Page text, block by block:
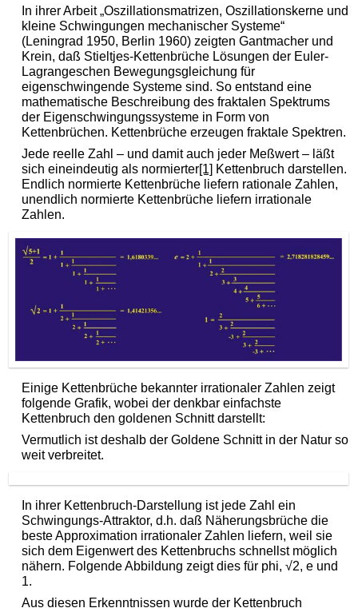
In ihrer Arbeit „Oszillationsmatrizen, Oszillationskerne und
kleine Schwingungen mechanischer Systeme“
(Leningrad 1950, Berlin 1960) zeigten Gantmacher und
Krein, daß Stieltjes-Kettenbrüche Lösungen der Euler-
Lagrangeschen Bewegungsgleichung für
eigenschwingende Systeme sind. So entstand eine
mathematische Beschreibung des fraktalen Spektrums
der Eigenschwingungssysteme in Form von
Kettenbrüchen. Kettenbrüche erzeugen fraktale Spektren.
Jede reelle Zahl – und damit auch jeder Meßwert – läßt
sich eineindeutig als normierter[1] Kettenbruch darstellen.
Endlich normierte Kettenbrüche liefern rationale Zahlen,
unendlich normierte Kettenbrüche liefern irrationale
Zahlen.
Einige Kettenbrüche bekannter irrationaler Zahlen zeigt
folgende Grafik, wobei der denkbar einfachste
Kettenbruch den goldenen Schnitt darstellt:
Vermutlich ist deshalb der Goldene Schnitt in der Natur so
weit verbreitet.
In ihrer Kettenbruch-Darstellung ist jede Zahl ein
Schwingungs-Attraktor, d.h. daß Näherungsbrüche die
beste Approximation irrationaler Zahlen liefern, weil sie
sich dem Eigenwert des Kettenbruchs schnellst möglich
nähern. Folgende Abbildung zeigt dies für phi, √2, e und
1.
Aus diesen Erkenntnissen wurde der Kettenbruch